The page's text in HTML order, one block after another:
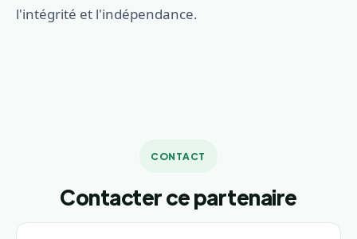
l'intégrité et l'indépendance.
CONTACT
Contacter ce partenaire